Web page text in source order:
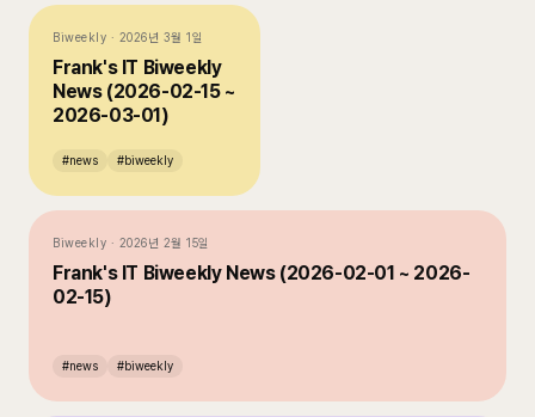
Biweekly · 2026년 3월 1일
Frank's IT Biweekly
News (2026-02-15 ~
2026-03-01)
#news #biweekly
Biweekly · 2026년 2월 15일
Frank's IT Biweekly News (2026-02-01 ~ 2026-
02-15)
#news #biweekly